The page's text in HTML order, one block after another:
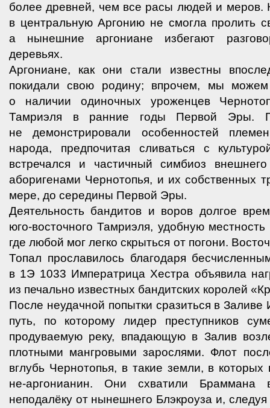
более древней, чем все расы людей и меров.
в центральную Аргонию не смогла пролить
а нынешние аргониане избегают
деревьях.
Аргониане, как они стали известны
покидали свою родину; впрочем, мы можем
о наличии одиночных уроженцев
Тамриэля в ранние годы Первой Эры.
не демонстрировали особенностей
народа, предпочитая сливаться с
встречался и частичный симбиоз
аборигенами Чернотопья, и их собственных
мере, до середины Первой Эры.
Деятельность бандитов и воров долгое
юго-восточного Тамриэля, удобную
где любой мог легко скрыться от погони.
Топал прославилось благодаря
в 1Э 1033 Императрица Хестра объявила
из печально известных бандитских королей
После неудачной попытки сразиться в
путь, по которому лидер преступников
продуваемую реку, впадающую в Залив
плотными мангровыми зарослями. Флот
вглубь Чернотопья, в такие земли, в
не-аргонианин. Они схватили Браммана
неподалёку от нынешнего Блэкроуза и,